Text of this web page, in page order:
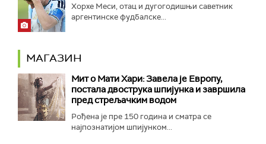
Хорхе Меси, отац и дугогодишњи саветник
аргентинске фудбалске...
МАГАЗИН
Мит о Мати Хари: Завела је Европу,
постала двострука шпијунка и завршила
пред стрељачким водом
Рођена је пре 150 година и сматра се
најпознатијом шпијунком...